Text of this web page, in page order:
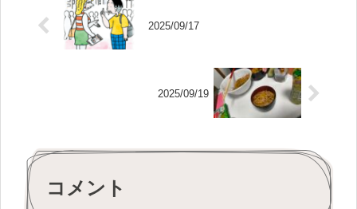
2025/09/17
2025/09/19
コメント